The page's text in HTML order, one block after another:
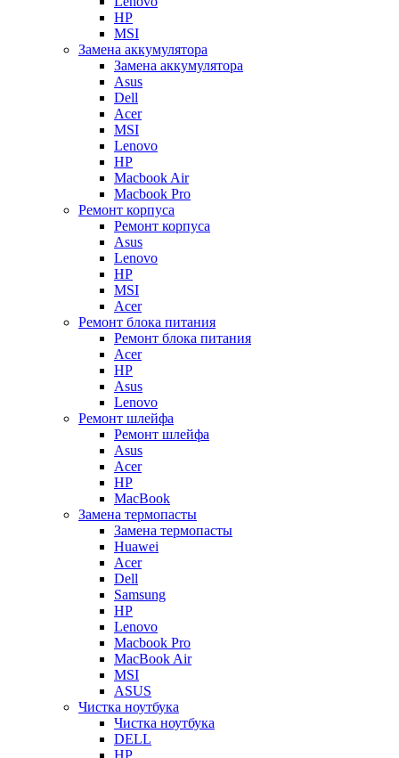
HP
MSI
Замена аккумулятора
Замена аккумулятора
Asus
Dell
Acer
MSI
Lenovo
HP
Macbook Air
Macbook Pro
Ремонт корпуса
Ремонт корпуса
Asus
Lenovo
HP
MSI
Acer
Ремонт блока питания
Ремонт блока питания
Acer
HP
Asus
Lenovo
Ремонт шлейфа
Ремонт шлейфа
Asus
Acer
HP
MacBook
Замена термопасты
Замена термопасты
Huawei
Acer
Dell
Samsung
HP
Lenovo
Macbook Pro
MacBook Air
MSI
ASUS
Чистка ноутбука
Чистка ноутбука
DELL
HP